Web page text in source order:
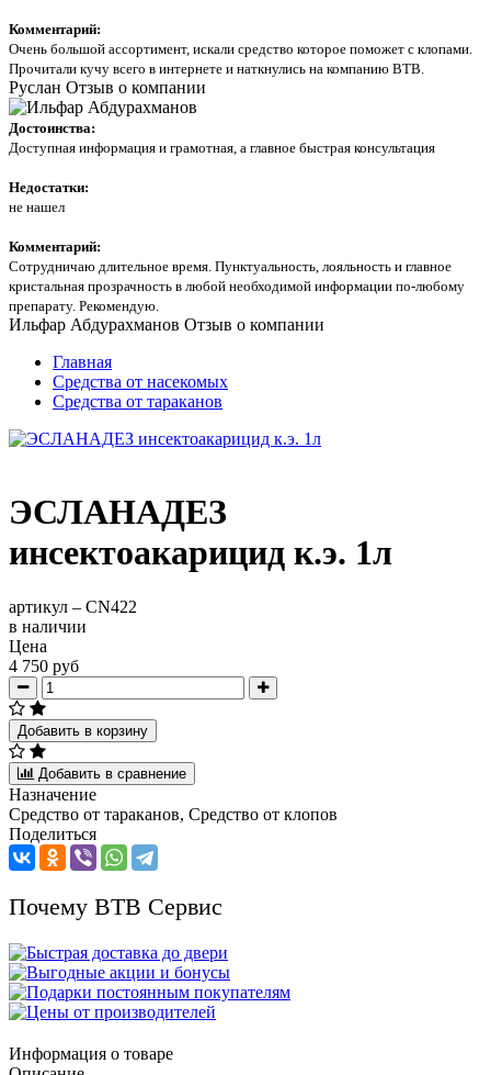
Комментарий:
Очень большой ассортимент, искали средство которое поможет с клопами.
Прочитали кучу всего в интернете и наткнулись на компанию ВТВ.
Руслан Отзыв о компании
Достоинства:
Доступная информация и грамотная, а главное быстрая консультация
Недостатки:
не нашел
Комментарий:
Сотрудничаю длительное время. Пунктуальность, лояльность и главное
кристальная прозрачность в любой необходимой информации по-любому
препарату. Рекомендую.
Ильфар Абдурахманов Отзыв о компании
Главная
Средства от насекомых
Средства от тараканов
ЭСЛАНАДЕЗ
инсектоакарицид к.э. 1л
артикул – CN422
в наличии
Цена
4 750 руб
Добавить в корзину
Добавить в сравнение
Назначение
Средство от тараканов, Средство от клопов
Поделиться
Почему ВТВ Сервис
Информация о товаре